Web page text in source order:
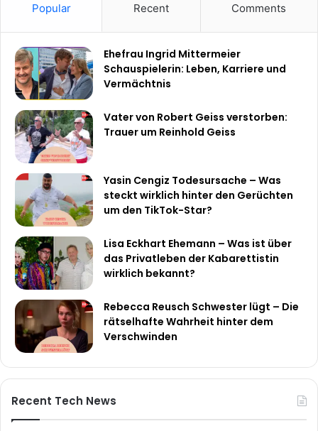
Popular Recent Comments
Ehefrau Ingrid Mittermeier
Schauspielerin: Leben, Karriere und
Vermächtnis
Vater von Robert Geiss verstorben:
Trauer um Reinhold Geiss
Yasin Cengiz Todesursache – Was
steckt wirklich hinter den Gerüchten
um den TikTok-Star?
Lisa Eckhart Ehemann – Was ist über
das Privatleben der Kabarettistin
wirklich bekannt?
Rebecca Reusch Schwester lügt – Die
rätselhafte Wahrheit hinter dem
Verschwinden
Recent Tech News